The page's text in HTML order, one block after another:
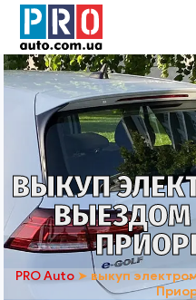
ВЫКУП
ВЫЕЗДОМ
PRO Auto➤ выкуп